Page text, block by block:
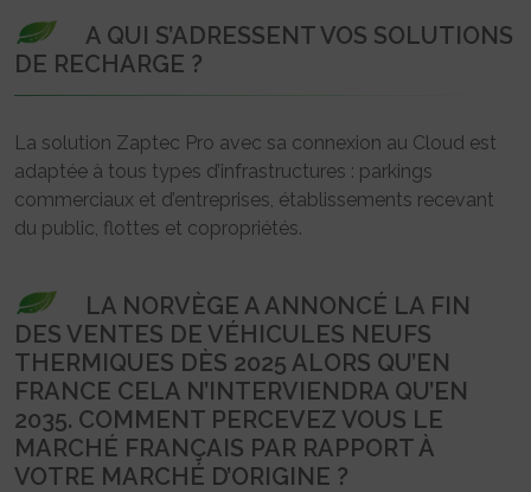
A QUI S’ADRESSENT VOS SOLUTIONS
DE RECHARGE ?
La solution Zaptec Pro avec sa connexion au Cloud est
adaptée à tous types d’infrastructures : parkings
commerciaux et d’entreprises, établissements recevant
du public, flottes et copropriétés.
LA NORVÈGE A ANNONCÉ LA FIN
DES VENTES DE VÉHICULES NEUFS
THERMIQUES DÈS 2025 ALORS QU’EN
FRANCE CELA N’INTERVIENDRA QU’EN
2035. COMMENT PERCEVEZ VOUS LE
MARCHÉ FRANÇAIS PAR RAPPORT À
VOTRE MARCHÉ D’ORIGINE ?